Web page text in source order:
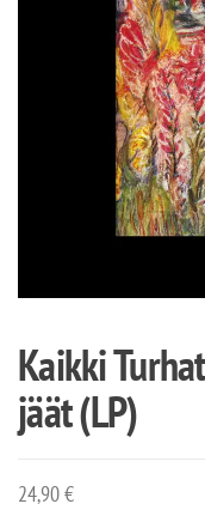
Kaikki
jäät (LP)
24,90€